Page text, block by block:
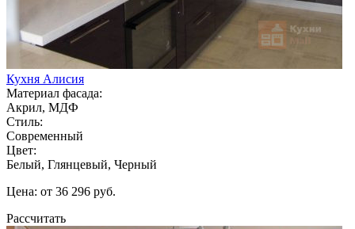
Кухня Алисия
Материал фасада:
Акрил, МДФ
Стиль:
Современный
Цвет:
Белый, Глянцевый, Черный
Цена: от 36 296 руб.
Рассчитать